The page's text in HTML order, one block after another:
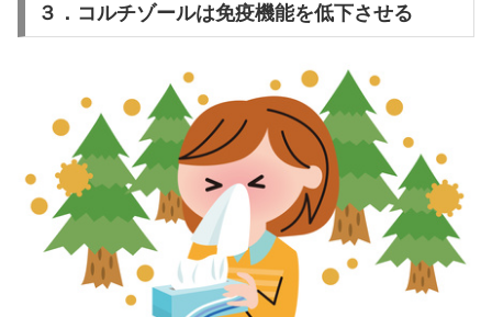
３．コルチゾールは免疫機能を低下させる